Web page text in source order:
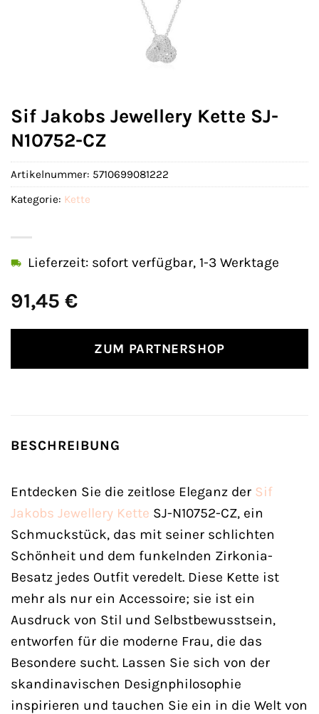
Sif Jakobs Jewellery Kette SJ-
N10752-CZ
91,45 €
Lieferzeit: sofort verfügbar, 1-3 Werktage
ZUM PARTNERSHOP
Artikelnummer: 5710699081222
Kategorie: Kette
BESCHREIBUNG
Entdecken Sie die zeitlose Eleganz der Sif
Jakobs Jewellery Kette SJ-N10752-CZ, ein
Schmuckstück, das mit seiner schlichten
Schönheit und dem funkelnden Zirkonia-
Besatz jedes Outfit veredelt. Diese Kette ist
mehr als nur ein Accessoire; sie ist ein
Ausdruck von Stil und Selbstbewusstsein,
entworfen für die moderne Frau, die das
Besondere sucht. Lassen Sie sich von der
skandinavischen Designphilosophie
inspirieren und tauchen Sie ein in die Welt von